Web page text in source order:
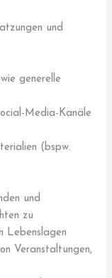
und
generelle
Media-Kanäle
(bspw.
und
zu
Lebenslagen
Veranstaltungen,